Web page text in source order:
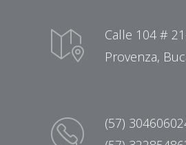
Calle 104 #
Provenza,
(57)